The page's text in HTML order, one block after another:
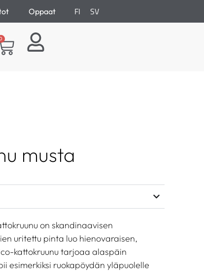
Oppaat FI SV
musta
on skandinaavisen
uritettu pinta luo hienovaraisen,
kattokruunu tarjoaa alaspäin
esimerkiksi ruokapöydän yläpuolelle